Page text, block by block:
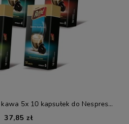
RENE Zestaw klasyczny kawa 5x 10 kapsułek do Nespresso®*
37,85 zł